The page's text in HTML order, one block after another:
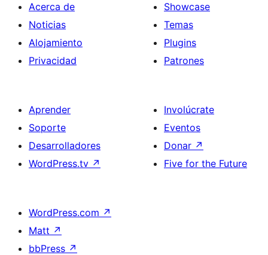
Acerca de
Noticias
Alojamiento
Privacidad
Showcase
Temas
Plugins
Patrones
Aprender
Soporte
Desarrolladores
WordPress.tv ↗
Involúcrate
Eventos
Donar ↗
Five for the Future
WordPress.com ↗
Matt ↗
bbPress ↗